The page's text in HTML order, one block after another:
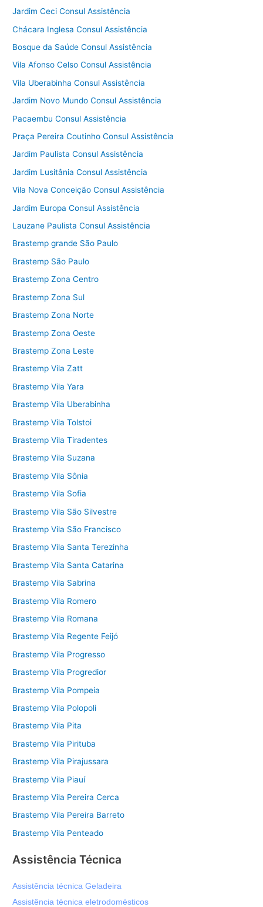
Jardim Ceci Consul Assistência
Chácara Inglesa Consul Assistência
Bosque da Saúde Consul Assistência
Vila Afonso Celso Consul Assistência
Vila Uberabinha Consul Assistência
Jardim Novo Mundo Consul Assistência
Pacaembu Consul Assistência
Praça Pereira Coutinho Consul Assistência
Jardim Paulista Consul Assistência
Jardim Lusitânia Consul Assistência
Vila Nova Conceição Consul Assistência
Jardim Europa Consul Assistência
Lauzane Paulista Consul Assistência
Brastemp grande São Paulo
Brastemp São Paulo
Brastemp Zona Centro
Brastemp Zona Sul
Brastemp Zona Norte
Brastemp Zona Oeste
Brastemp Zona Leste
Brastemp Vila Zatt
Brastemp Vila Yara
Brastemp Vila Uberabinha
Brastemp Vila Tolstoi
Brastemp Vila Tiradentes
Brastemp Vila Suzana
Brastemp Vila Sônia
Brastemp Vila Sofia
Brastemp Vila São Silvestre
Brastemp Vila São Francisco
Brastemp Vila Santa Terezinha
Brastemp Vila Santa Catarina
Brastemp Vila Sabrina
Brastemp Vila Romero
Brastemp Vila Romana
Brastemp Vila Regente Feijó
Brastemp Vila Progresso
Brastemp Vila Progredior
Brastemp Vila Pompeia
Brastemp Vila Polopoli
Brastemp Vila Pita
Brastemp Vila Pirituba
Brastemp Vila Pirajussara
Brastemp Vila Piauí
Brastemp Vila Pereira Cerca
Brastemp Vila Pereira Barreto
Brastemp Vila Penteado
Assistência Técnica
Assistência técnica Geladeira
Assistência técnica eletrodomésticos